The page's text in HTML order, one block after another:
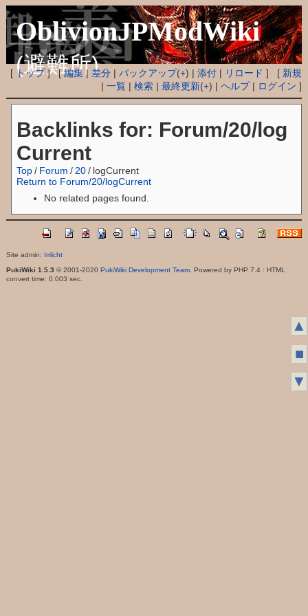
OblivionJPModWiki
(避難所)
[ トップ] [編集| 差分 |バックアップ(+) |添付 | リロード ] [ 新規
|一覧 |検索 |最終更新(+) |ヘルプ| ログイン ]
Backlinks for: Forum/20/log
Current
Top / Forum / 20/ logCurrent
Return to Forum/20/logCurrent
No related pages found.
Site admin: Irrlicht
PukiWiki 1.5.3 © 2001-2020 PukiWiki Development Team. Powered by PHP 7.4 : HTML
convert time: 0.003 sec.
▲
■
▼